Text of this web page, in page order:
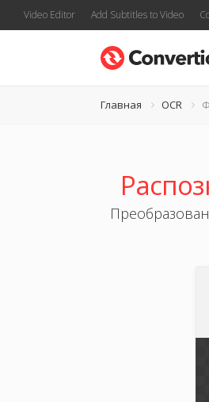
Video Editor Add Subtitles to Video
Главная OCR